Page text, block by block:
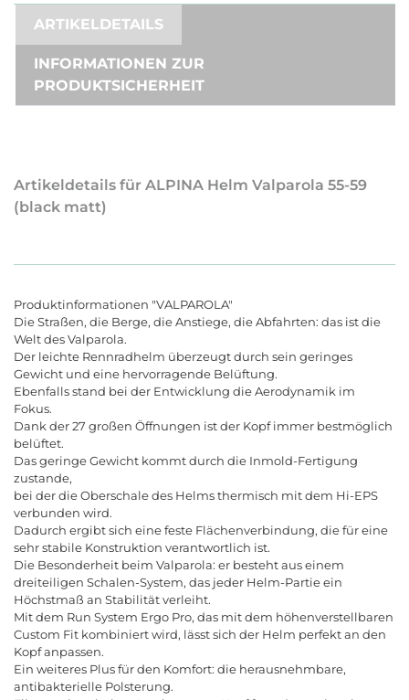
ARTIKELDETAILS
INFORMATIONEN ZUR
PRODUKTSICHERHEIT
Artikeldetails für ALPINA Helm Valparola 55-59
(black matt)
Produktinformationen "VALPAROLA"
Die Straßen, die Berge, die Anstiege, die Abfahrten: das ist die
Welt des Valparola.
Der leichte Rennradhelm überzeugt durch sein geringes
Gewicht und eine hervorragende Belüftung.
Ebenfalls stand bei der Entwicklung die Aerodynamik im
Fokus.
Dank der 27 großen Öffnungen ist der Kopf immer bestmöglich
belüftet.
Das geringe Gewicht kommt durch die Inmold-Fertigung
zustande,
bei der die Oberschale des Helms thermisch mit dem Hi-EPS
verbunden wird.
Dadurch ergibt sich eine feste Flächenverbindung, die für eine
sehr stabile Konstruktion verantwortlich ist.
Die Besonderheit beim Valparola: er besteht aus einem
dreiteiligen Schalen-System, das jeder Helm-Partie ein
Höchstmaß an Stabilität verleiht.
Mit dem Run System Ergo Pro, das mit dem höhenverstellbaren
Custom Fit kombiniert wird, lässt sich der Helm perfekt an den
Kopf anpassen.
Ein weiteres Plus für den Komfort: die herausnehmbare,
antibakterielle Polsterung.